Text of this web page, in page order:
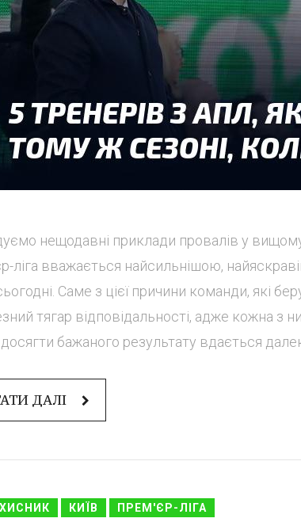
нещодавні приклади провалів у вищому
ліга вважається найсильнішою,
Саме з цієї причини команди, які
тягар відповідальності, адже кожна з
бажаного результату вдається
ДАЛІ
КИЇВ ПРЕМ'ЄР-ЛІГА